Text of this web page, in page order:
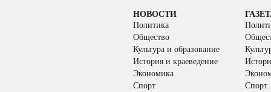
НОВОСТИ
Политика
Общество
Культура и образование
История и краеведение
Экономика
Спорт
Спорт